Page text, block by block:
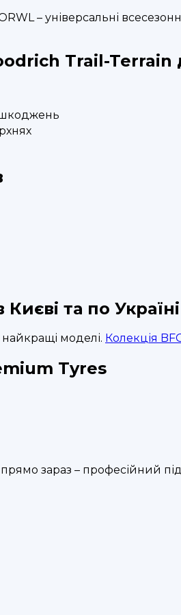
– універсальні
Trail-Terrain
та по Україні
моделі. Колекція
Tyres
зараз – професійний